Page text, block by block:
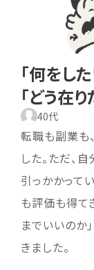
「何をし
「どう在
40代
転職も副業も
した。ただ、
引っかかって
も評価も得て
までいいのか
きました。